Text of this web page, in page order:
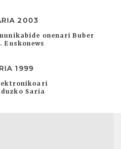
2003
onenari Buber
Euskonews
1999
Saria